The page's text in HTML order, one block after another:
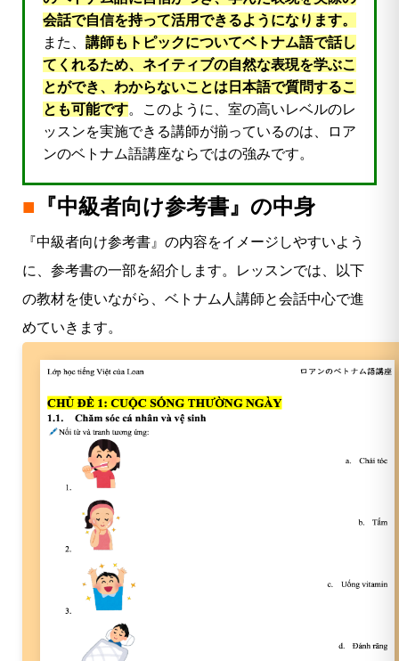
会話で自信を持って活用できるようになります。
また、 講師もトピックについてベトナム語で話し
てくれるため、ネイティブの自然な表現を学ぶこ
とができ、わからないことは日本語で質問するこ
とも可能です。このように、室の高いレベルのレ
ッスンを実施できる講師が揃っているのは、ロア
ンのベトナム語講座ならではの強みです。
■ 『中級者向け参考書』 の中身
『中級者向け参考書』の内容をイメージしやすいよう
に、参考書の一部を紹介します。レッスンでは、以下
の教材を使いながら、ベトナム人講師と会話中心で進
めていきます。